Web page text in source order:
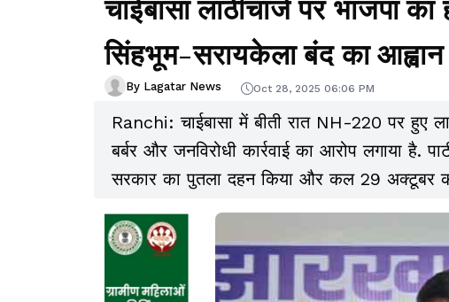
चाईबासा लाठीचार्ज पर भाजपा
सिंहभूम-सरायकेला बंद का आह्वान
By Lagatar News Oct 28, 2025 06:06 PM
Ranchi: चाईबासा में बीती रात NH-220 पर हुए
बर्बर और जनविरोधी कार्रवाई का आरोप लगाया है.
सरकार का पुतला दहन किया और कल 29 अक्टूबर
खरसावां जिले में 12 घंटे के बंद का आह्वान किया है.